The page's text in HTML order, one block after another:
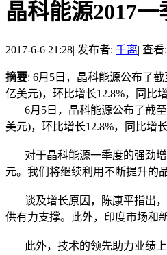
晶科能源2017
2017-6-6 21:28| 发布者: 千离| 查看
摘要: 6月5日，晶科能源公布了
亿美元)，环比增长12.8%，同比
6月5日，晶科能源公布了截至
美元)，环比增长12.8%，同比增长
对于晶科能源一季度的强劲增
元。我们将继续利用不断提升的
谈及增长原因，陈康平指出，
供有力支撑。此外，印度市场和
此外，技术的领先助力业绩上